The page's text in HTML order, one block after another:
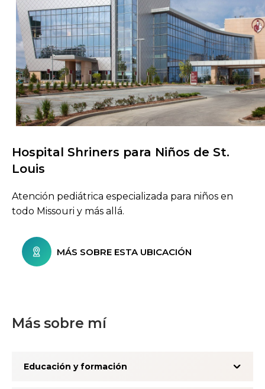
Explorar ubicaciones de atención
Hospital Shriners para Niños de St.
Louis
Atención pediátrica especializada para niños en
todo Missouri y más allá.
MÁS SOBRE ESTA UBICACIÓN
Más sobre mí
Educación y formación